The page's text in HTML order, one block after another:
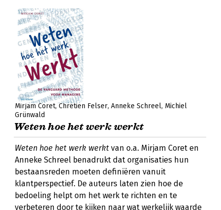
Mirjam Coret Chrétien Felser Anneke Schreel Michiel
Grünwald
Weten hoe het werk werkt
Weten hoe het werk werkt van o.a. Mirjam Coret en
Anneke Schreel benadrukt dat organisaties hun
bestaansreden moeten definiëren vanuit
klantperspectief. De auteurs laten zien hoe de
bedoeling helpt om het werk te richten en te
verbeteren door te kijken naar wat werkelijk waarde